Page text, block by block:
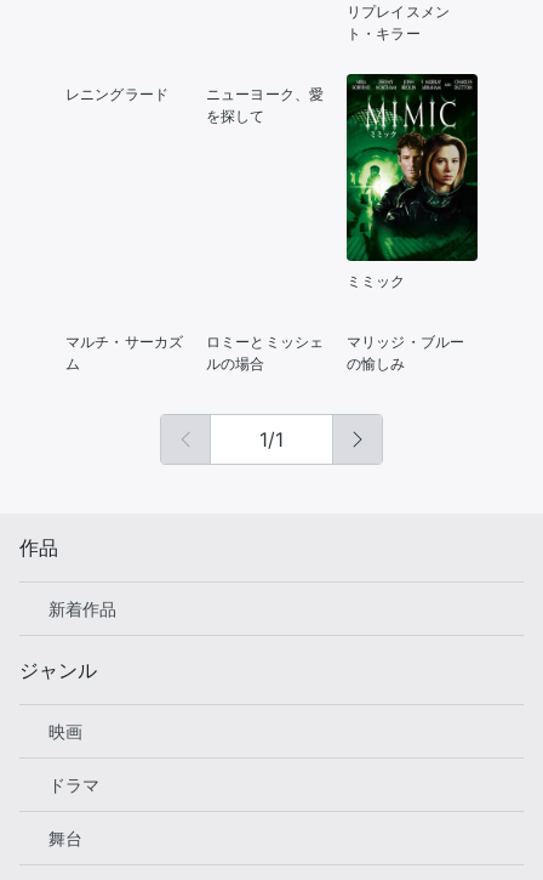
リプレイスメン
ト・キラー
レニングラード
ニューヨーク、愛
を探して
ミミック
マルチ・サーカズ
ム
ロミーとミッシェ
ルの場合
マリッジ・ブルー
の愉しみ
1/1
作品
新着作品
ジャンル
映画
ドラマ
舞台